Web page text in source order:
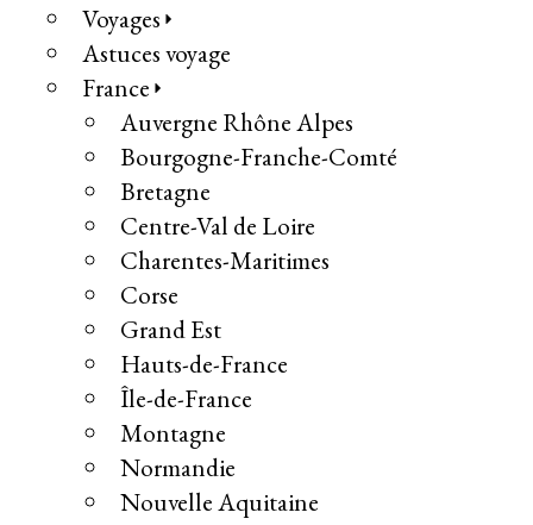
Voyages
Astuces voyage
France
Auvergne Rhône Alpes
Bourgogne-Franche-Comté
Bretagne
Centre-Val de Loire
Charentes-Maritimes
Corse
Grand Est
Hauts-de-France
Île-de-France
Montagne
Normandie
Nouvelle Aquitaine